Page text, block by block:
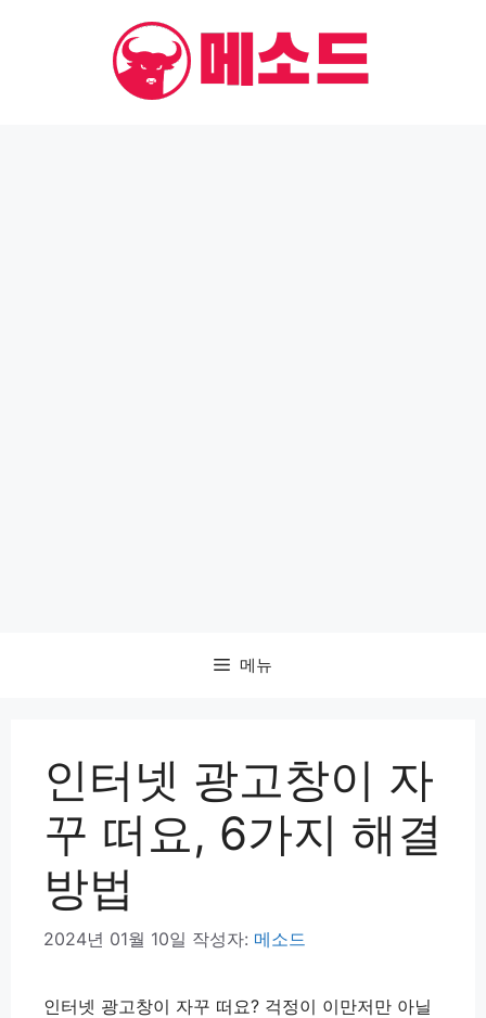
메뉴
인터넷 광고창이 자
꾸 떠요, 6가지 해결
방법
2024년 01월 10일 작성자: 메소드
인터넷 광고창이 자꾸 떠요? 걱정이 이만저만 아닐